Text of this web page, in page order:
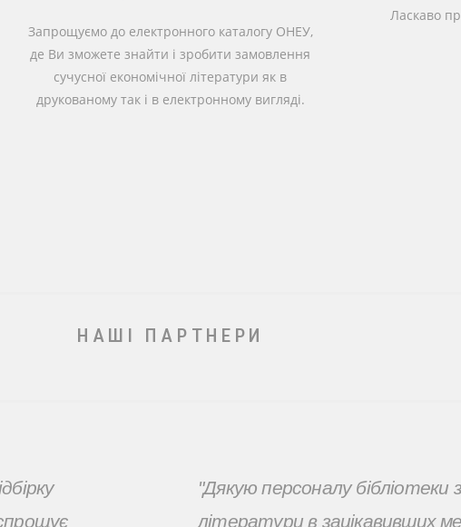
Запрощуємо до електронного каталогу ОНЕУ,
де Ви зможете знайти і зробити замовлення
сучусної економічної літератури як в
друкованому так і в електронному вигляді.
Ласкаво
НАШІ ПАРТНЕРИ
"Дякую персоналу бібліотеки
літератури в зацікавивших